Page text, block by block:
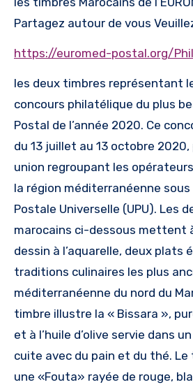
Partagez autour de vous
https://euromed-postal.org/
les deux timbres représentant
concours philatélique du plus
Postal de l’année 2020. Ce
du 13 juillet au 13 octobre 2020,
union regroupant les
la région méditerranéenne sous
Postale Universelle (UPU). Les
marocains ci-dessous mettent
dessin à l’aquarelle, deux plats
traditions culinaires les plus
méditerranéenne du nord du
timbre illustre la « Bissara »,
et à l’huile d’olive servie dans
cuite avec du pain et du thé.
une «Fouta» rayée de rouge,